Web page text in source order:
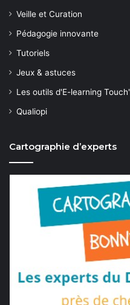
Veille et Curation
Pédagogie innovante
Tutoriels
Jeux & astuces
Les outils d'E-learning Touch'
Qualiopi
Cartographie d’experts